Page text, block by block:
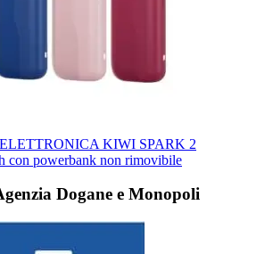
KIWI SPARK 2
con powerbank non rimovibile
Dogane e Monopoli